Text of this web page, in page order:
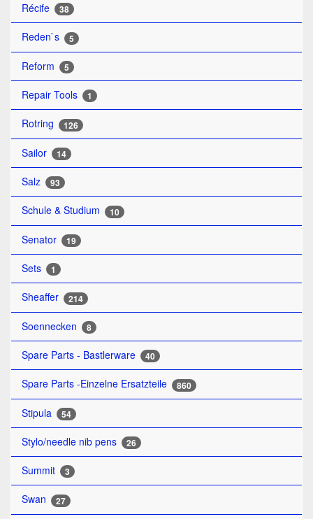
Récife 38
Reden`s 5
Reform 5
Repair Tools 1
Rotring 126
Sailor 14
Salz 93
Schule & Studium 10
Senator 19
Sets 1
Sheaffer 214
Soennecken 8
Spare Parts - Bastlerware 40
Spare Parts -Einzelne Ersatzteile 860
Stipula 54
Stylo/needle nib pens 26
Summit 3
Swan 27